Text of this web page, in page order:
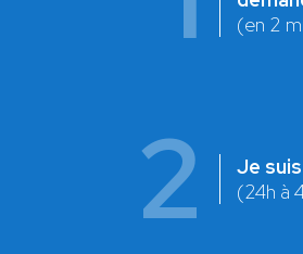
(en 2
2
Je
(24h à